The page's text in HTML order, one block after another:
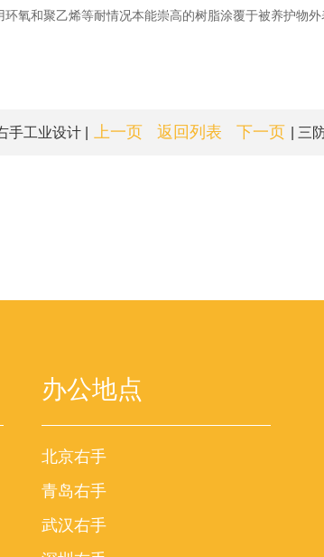
氧和聚乙烯等耐情况本能崇高的树脂涂覆于被养护物外
工业设计 | 上一页 返回列表 下一页 | 三
办公地点
北京右手
青岛右手
武汉右手